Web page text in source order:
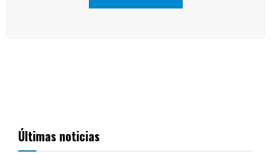
Últimas noticias